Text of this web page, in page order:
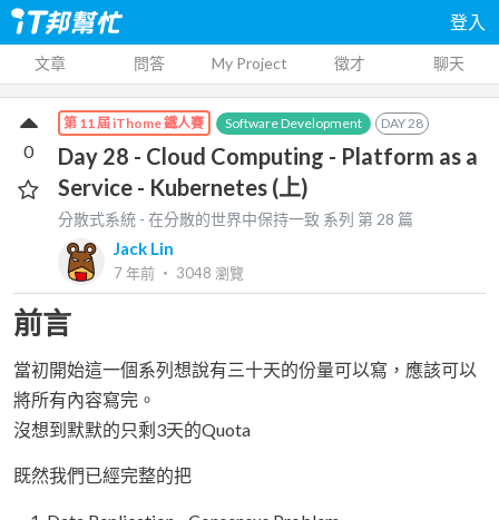
登入
文章 問答 My Project 徵才 聊天
第 11 屆 iThome 鐵人賽 Software Development DAY28
Day 28 - Cloud Computing - Platform as a
Service - Kubernetes (上)
分散式系統 - 在分散的世界中保持一致 系列 第28 篇
Jack Lin
7 年前 ‧ 3048 瀏覽
0
前言
當初開始這一個系列想說有三十天的份量可以寫，應該可以
將所有內容寫完。
沒想到默默的只剩3天的Quota
既然我們已經完整的把